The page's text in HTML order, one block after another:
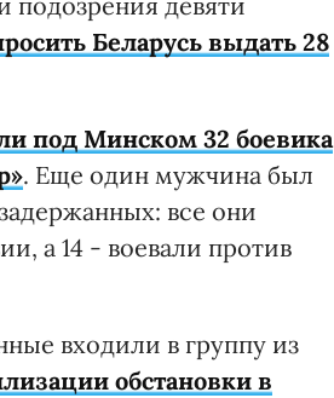
Беларусь выдать 28
под Минском 32 боевика
. Еще один мужчина был
все они
а 14 - воевали против
входили в группу из
обстановки в